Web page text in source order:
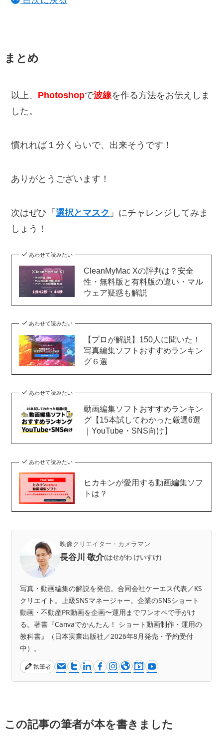
まとめ
以上、 Photoshopで波線を作る方法をお伝えしま
した。
慣れれば１分くらいで、出来そうです！
ありがとうございます！
次はぜひ「選択とマスク 」にチャレンジしてみま
しょう！
あわせて読みたい
CleanMyMac Xの評判は？安全
性・無料版と有料版の違い・マル
ウェア疑惑も解説
あわせて読みたい
【プロが解説】150人に聞いた！
写真編集ソフトおすすめランキン
グ６選
あわせて読みたい
動画編集ソフトおすすめランキン
グ【15本試してわかった厳選6選
｜YouTube・SNS向け】
あわせて読みたい
ヒカキンが愛用する動画編集ソフ
トは？
映像クリエイター・カメラマン
長谷川 敬介(はせがわ けいすけ)
写真・動画編集の解説を発信。合同会社ケーエス代表／KS
クリエイト。上級SNSマネージャー。企業のSNSショート
動画・不動産PR動画を企画〜運用までワンオペで手がけ
る。著書『Canvaでかんたん！ ショート動画制作・運用の
教科書』（日本実業出版社／2026年8月発売・予約受付
中）。
執筆者
この記事の筆者が本を書きました